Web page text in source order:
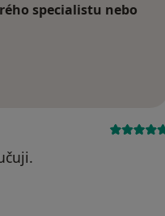
specialistu nebo